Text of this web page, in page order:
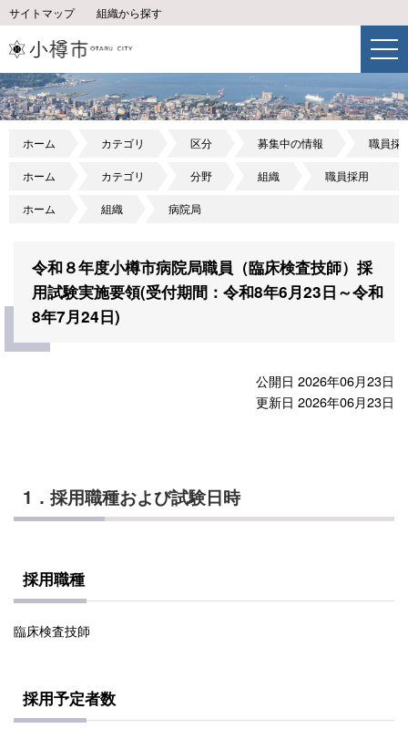
サイトマップ 組織から探す
ホーム カテゴリ 区分 募集中の情報 職員採
ホーム カテゴリ 分野 組織 職員採用
ホーム 組織 病院局
令和８年度小樽市病院局職員（臨床検査技師）採
用試験実施要領(受付期間：令和8年6月23日～令和
8年7月24日)
公開日 2026年06月23日
更新日 2026年06月23日
1．採用職種および試験日時
採用職種
臨床検査技師
採用予定者数